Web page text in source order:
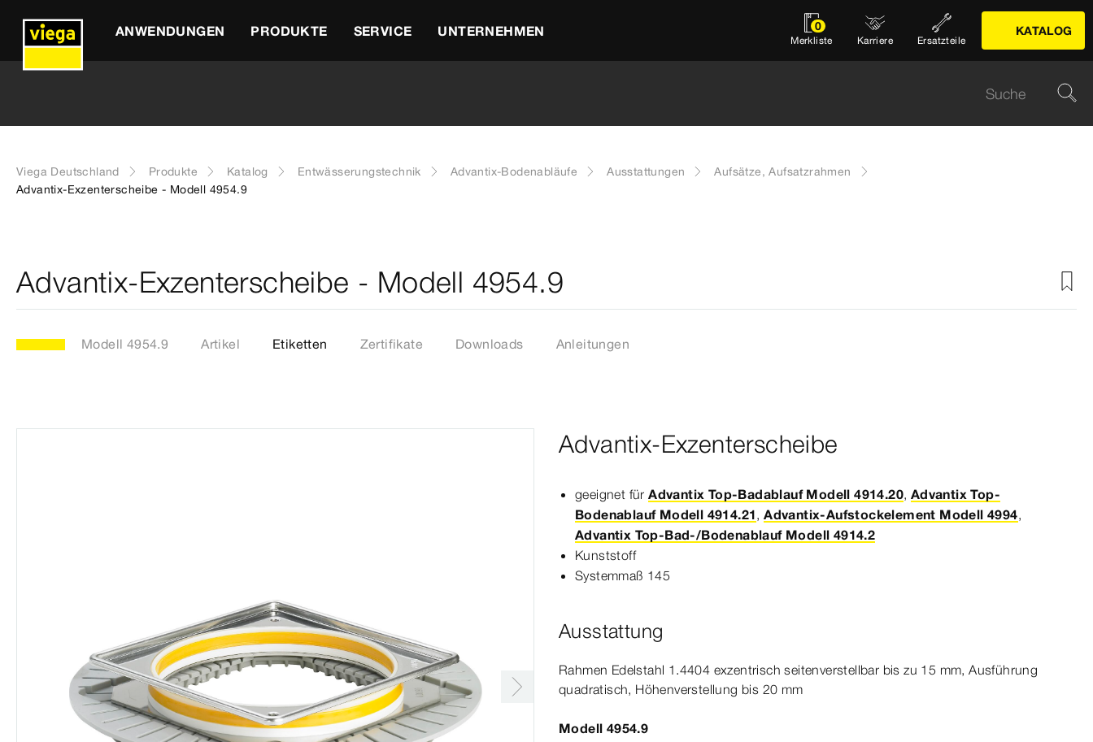
ANWENDUNGEN PRODUKTE SERVICE UNTERNEHMEN 0
Merkliste Karriere Ersatzteile
KATALOG
Viega Deutschland Produkte Katalog Entwässerungstechnik Advantix-Bodenabläufe Ausstattungen
Aufsätze, Aufsatzrahmen
Advantix-Exzenterscheibe - Modell 4954.9
Advantix-Exzenterscheibe - Modell 4954.9
Modell 4954.9 Artikel Etiketten Zertifikate Downloads Anleitungen
Advantix-Exzenterscheibe
geeignet fürAdvantix Top-Badablauf Modell 4914.20, Advantix Top-
Bodenablauf Modell 4914.21,Advantix-Aufstockelement Modell 4994,
Advantix Top-Bad-/Bodenablauf Modell 4914.2
Kunststoff
Systemmaß 145
Ausstattung
Rahmen Edelstahl 1.4404 exzentrisch seitenverstellbar bis zu 15 mm, Ausführung
quadratisch, Höhenverstellung bis 20 mm
Modell 4954.9